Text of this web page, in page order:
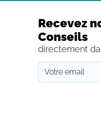
Recevez
Conseils
directement